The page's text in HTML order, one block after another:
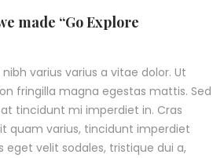
made “Go Explore
varius varius a vitae dolor. Ut
fringilla magna egestas mattis. Sed
tincidunt mi imperdiet in. Cras
quam varius, tincidunt imperdiet
eget velit sodales, tristique dui a,